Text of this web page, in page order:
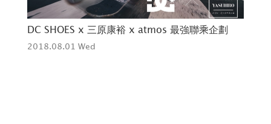
DC SHOES x 三原康裕 x atmos 最強聯乘企劃
2018.08.01 Wed